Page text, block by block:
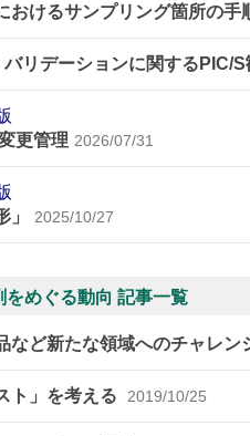
おけるサンプリング箇所の手
リデーションに関するPIC/
更管理 2026/07/31
2025/10/27
をめぐる動向 記事一覧
など新たな領域へのチャレン
ト」を考える 2019/10/25